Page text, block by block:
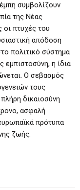
συμβολίζουν
της Νέας
οι πτυχές του
απόδοση
πολιτικό σύστημα
εμπιστοσύνη, η ίδια
Ο σεβασμός
τους
δικαιοσύνη
ασφαλή
πρότυπα
ζωής.